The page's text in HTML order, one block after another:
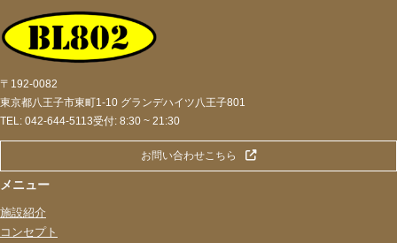
〒192-0082
東京都八王子市東町1-10 グランデハイツ八王子801
TEL: 042-644-5113受付: 8:30 ~ 21:30
お問い合わせこちら
メニュー
施設紹介
コンセプト